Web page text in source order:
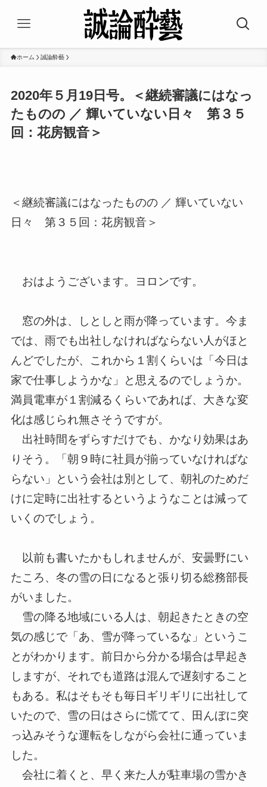
ホーム 誠論酔藝
2020年５月19日号。＜継続審議にはなっ
たものの ／ 輝いていない日々 第３５
回：花房観音＞
＜継続審議にはなったものの ／ 輝いていない
日々 第３５回：花房観音＞
おはようございます。ヨロンです。
窓の外は、しとしと雨が降っています。今ま
では、雨でも出社しなければならない人がほと
んどでしたが、これから１割くらいは「今日は
家で仕事しようかな」と思えるのでしょうか。
満員電車が１割減るくらいであれば、大きな変
化は感じられ無さそうですが。
出社時間をずらすだけでも、かなり効果はあ
りそう。「朝９時に社員が揃っていなければな
らない」という会社は別として、朝礼のためだ
けに定時に出社するというようなことは減って
いくのでしょう 。
以前も書いたかもしれませんが、安曇野にい
たころ、冬の雪の日になると張り切る総務部長
がいました。
雪の降る地域にいる人は、朝起きたときの空
気の感じで「あ、雪が降っているな」というこ
とがわかります。前日から分かる場合は早起き
しますが、それでも道路は混んで遅刻すること
もある。私はそもそも毎日ギリギリに出社して
いたので、雪の日はさらに慌てて、 田んぼに突
っ込みそうな運転をしながら会社に通っていま
した。
会社に着くと、早く来た人が駐車場の雪かき